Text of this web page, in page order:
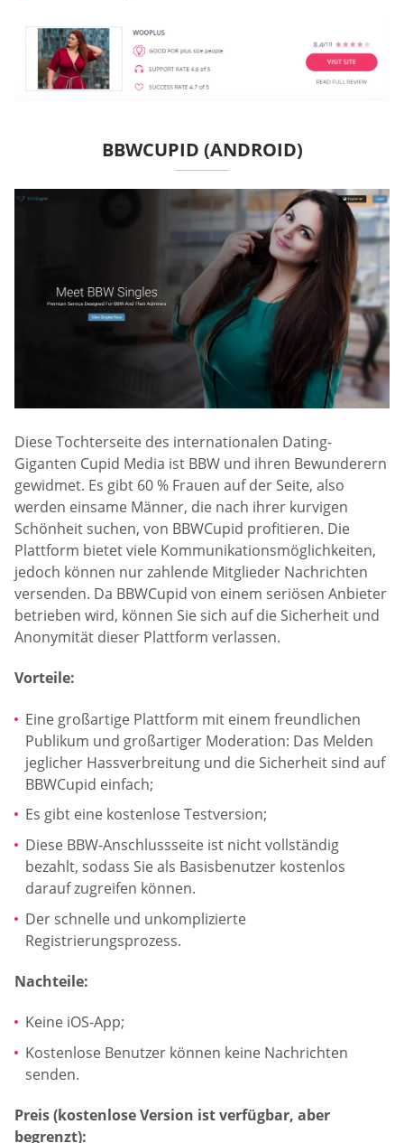
BBWCUPID (ANDROID)
Diese Tochterseite des internationalen Dating-
Giganten Cupid Media ist BBW und ihren Bewunderern
gewidmet. Es gibt 60 % Frauen auf der Seite, also
werden einsame Männer, die nach ihrer kurvigen
Schönheit suchen, von BBWCupid profitieren. Die
Plattform bietet viele Kommunikationsmöglichkeiten,
jedoch können nur zahlende Mitglieder Nachrichten
versenden. Da BBWCupid von einem seriösen Anbieter
betrieben wird, können Sie sich auf die Sicherheit und
Anonymität dieser Plattform verlassen.
Vorteile:
Eine großartige Plattform mit einem freundlichen
Publikum und großartiger Moderation: Das Melden
jeglicher Hassverbreitung und die Sicherheit sind auf
BBWCupid einfach;
Es gibt eine kostenlose Testversion;
Diese BBW-Anschlussseite ist nicht vollständig
bezahlt, sodass Sie als Basisbenutzer kostenlos
darauf zugreifen können.
Der schnelle und unkomplizierte
Registrierungsprozess.
Nachteile:
Keine iOS-App;
Kostenlose Benutzer können keine Nachrichten
senden.
Preis (kostenlose Version ist verfügbar, aber
begrenzt):